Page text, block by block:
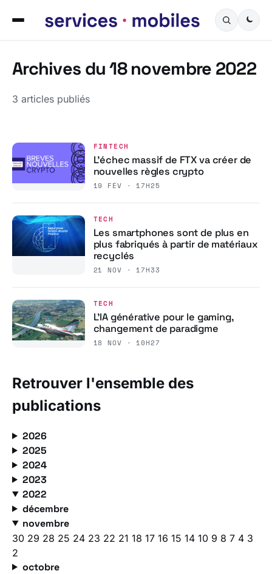
Archives du 18 novembre 2022
3 articles publiés
FINTECH
L’échec massif de FTX va créer de
nouvelles règles crypto
19 FÉV · 17H25
TECH
Les smartphones sont de plus en
plus fabriqués à partir de matériaux
recyclés
21 NOV · 17H33
TECH
L’IA générative pour le gaming,
changement de paradigme
18 NOV · 10H27
Retrouver l'ensemble des
publications
2026
2025
2024
2023
2022
décembre
novembre
30 29 28 25 24 23 22 21 18 17 16 15 14 10 9 8 7 4 3
2
octobre